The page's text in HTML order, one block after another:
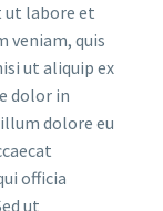
ut labore et
veniam, quis
ut aliquip ex
dolor in
dolore eu
officia
ut